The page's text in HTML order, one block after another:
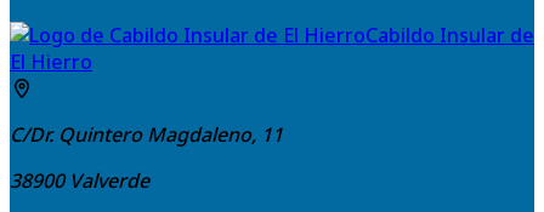
Cabildo Insular de
El Hierro
C/Dr. Quintero Magdaleno, 11
38900 Valverde